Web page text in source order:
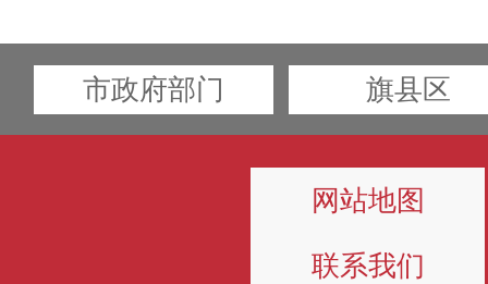
市政府部门 旗县区
网站地图
联系我们